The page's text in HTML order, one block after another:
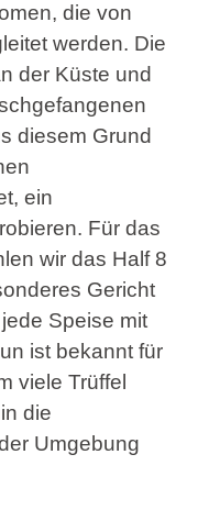
die von
werden. Die
der Küste und
diesem Grund
ein
Für das
wir das Half 8
Gericht
Speise mit
ist bekannt für
viele Trüffel
die
Umgebung